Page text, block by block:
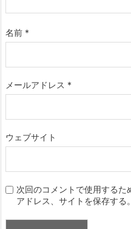
名前 *
メールアドレス *
ウェブサイト
次回のコメントで使用する
アドレス、サイトを保存する。